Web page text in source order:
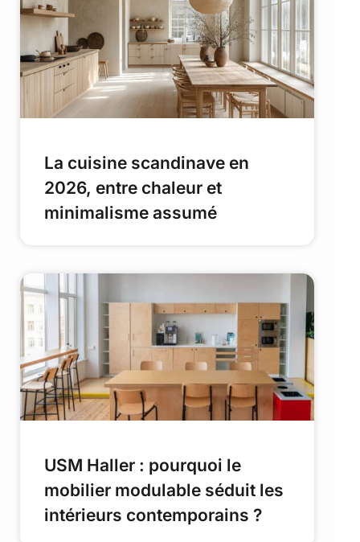
La cuisine scandinave en
2026, entre chaleur et
minimalisme assumé
USM Haller : pourquoi le
mobilier modulable séduit les
intérieurs contemporains ?